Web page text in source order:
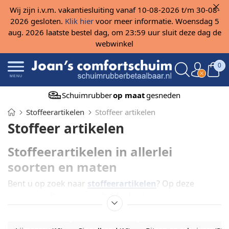
Wij zijn i.v.m. vakantiesluiting vanaf 10-08-2026 t/m 30-08-
2026 gesloten. Klik hiervoor meer informatie. Woensdag 5
aug. 2026 laatste bestel dag, om 23:59 uur sluit deze dag de
webwinkel
MENU
0
Schuimrubberop maatgesneden
Stoffeerartikelen
Stoffeer artikelen
Stoffeer artikelen
Stoffeerartikelen in allerlei
soorten en maten
Bent u op zoek naar stoffeerartikelen? Op deze
stoffeermaterialen, in allerlei soorten en maten. Als